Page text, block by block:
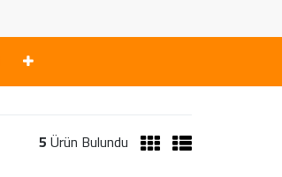
5 Ürün Bulundu